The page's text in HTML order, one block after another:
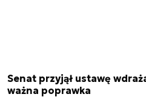
Senat przyjął ustawę
ważna poprawka